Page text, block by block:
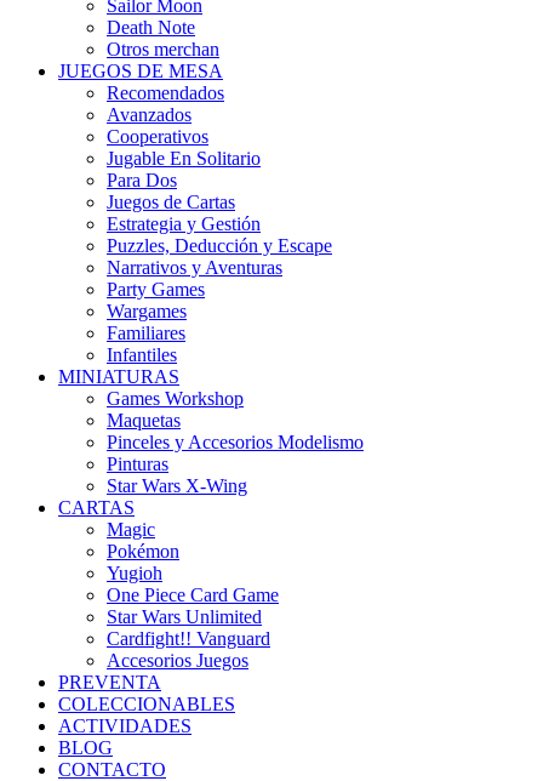
Sailor Moon
Death Note
Otros merchan
JUEGOS DE MESA
Recomendados
Avanzados
Cooperativos
Jugable En Solitario
Para Dos
Juegos de Cartas
Estrategia y Gestión
Puzzles, Deducción y Escape
Narrativos y Aventuras
Party Games
Wargames
Familiares
Infantiles
MINIATURAS
Games Workshop
Maquetas
Pinceles y Accesorios Modelismo
Pinturas
Star Wars X-Wing
CARTAS
Magic
Pokémon
Yugioh
One Piece Card Game
Star Wars Unlimited
Cardfight!! Vanguard
Accesorios Juegos
PREVENTA
COLECCIONABLES
ACTIVIDADES
BLOG
CONTACTO